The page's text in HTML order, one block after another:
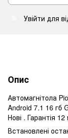
Увійти для
Опис
Автомагнітола
Android 7.1 16 гб
Нові . Гарантія 12
Встановлені